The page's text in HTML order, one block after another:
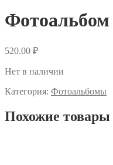
Фотоальбом
520.00 ₽
Нет в наличии
Категория: Фотоальбомы
Похожие товары